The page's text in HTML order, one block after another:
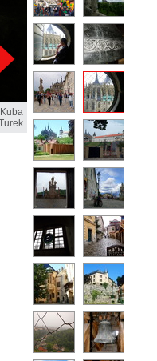
Kuba